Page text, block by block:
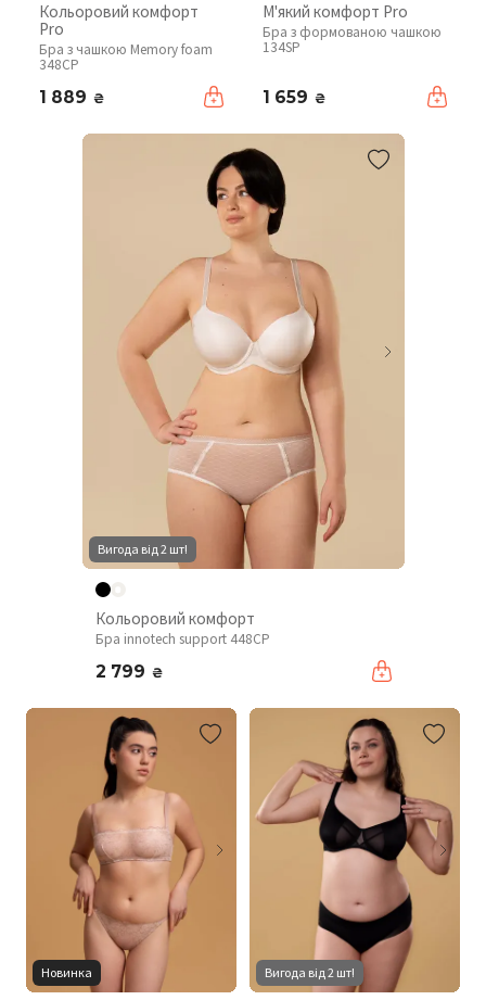
Кольоровий комфорт
Pro
Бра з чашкою Memory foam
348CP
1 889 ₴
М'який комфорт Pro
Бра з формованою чашкою
134SP
1 659 ₴
Вигода від 2 шт!
Кольоровий комфорт
Бра innotech support 448CP
2 799 ₴
Новинка Вигода від 2 шт!